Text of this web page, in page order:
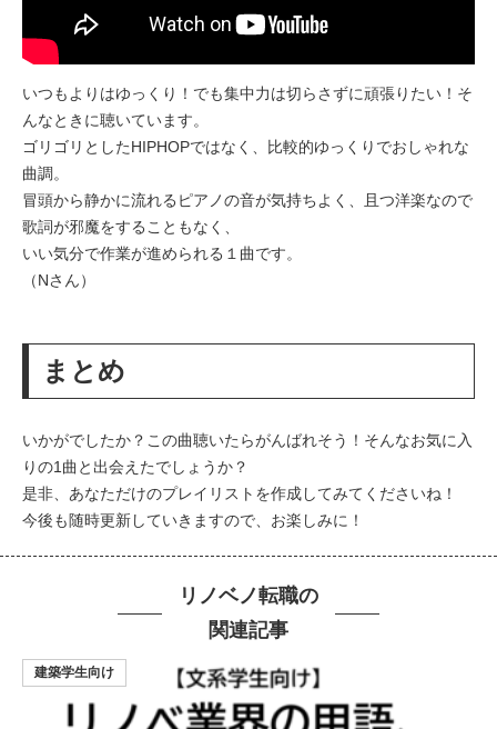
いつもよりはゆっくり！でも集中力は切らさずに頑張りたい！そ
んなときに聴いています。
ゴリゴリとしたHIPHOPではなく、比較的ゆっくりでおしゃれな
曲調。
冒頭から静かに流れるピアノの音が気持ちよく、且つ洋楽なので
歌詞が邪魔をすることもなく、
いい気分で作業が進められる１曲です。
（Nさん）
まとめ
いかがでしたか？この曲聴いたらがんばれそう！そんなお気に入
りの1曲と出会えたでしょうか？
是非、あなただけのプレイリストを作成してみてくださいね！
今後も随時更新していきますので、お楽しみに！
リノベノ転職の
関連記事
建築学生向け